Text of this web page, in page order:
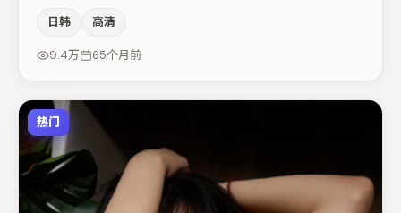
演阵容包括小松菜奈、肖央、李光洁等，角色动机前后呼
应，适合喜欢抠台词与伏笔的观众。节奏紧凑、反转有度，
值得列入片单。
日韩 高清
9.4万 65个月前
热门